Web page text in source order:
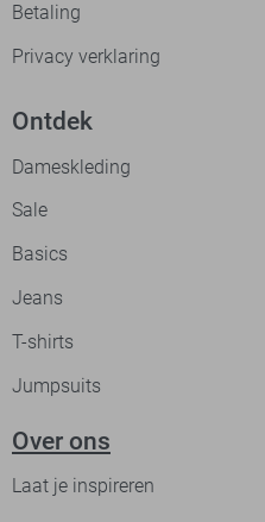
Betaling
Privacy verklaring
Ontdek
Dameskleding
Sale
Basics
Jeans
T-shirts
Jumpsuits
Over ons
Laat je inspireren